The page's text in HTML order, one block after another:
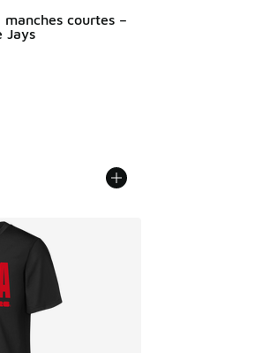
courtes –
Jays